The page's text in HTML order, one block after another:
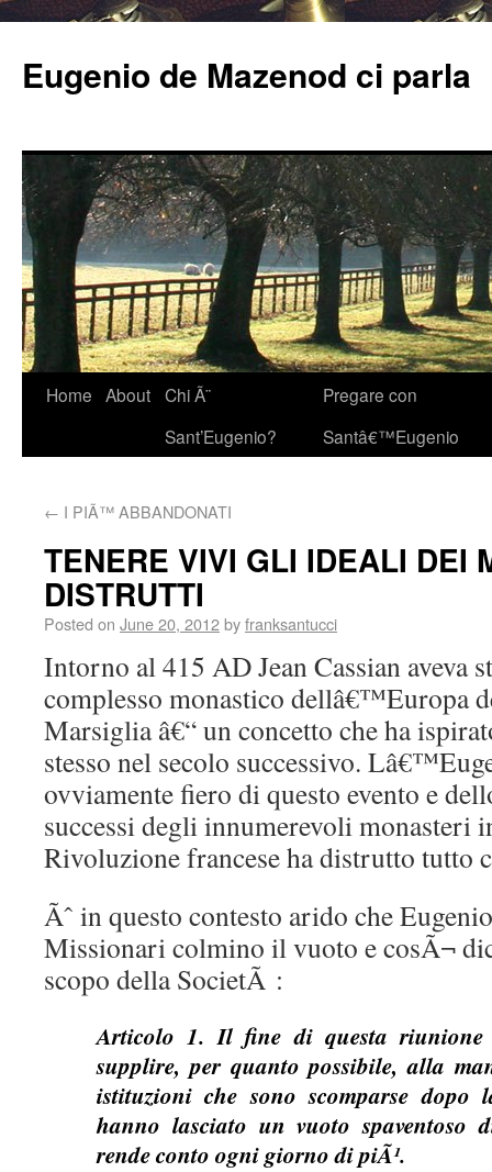
Eugenio de Mazenod ci parla
Home About Chi Ã¨
Sant’Eugenio?
Pregare con
Santâ€™Eugenio
← I PIÃ™ ABBANDONATI
TENERE VIVI GLI IDEALI DEI
DISTRUTTI
Posted on June 20, 2012byfranksantucci
Intorno al 415 AD Jean Cassian aveva
complesso monastico dellâ€™Europa
Marsiglia â€“ un concetto che ha
stesso nel secolo successivo.
ovviamente fiero di questo evento e
successi degli innumerevoli monasteri
Rivoluzione francese ha distrutto tutto
Ãˆ in questo contesto arido che
Missionari colmino il vuoto e cosÃ¬
scopo della SocietÃ :
Articolo 1. Il fine di questa riunione
supplire, per quanto possibile, alla
istituzioni che sono scomparse dopo
hanno lasciato un vuoto
rende conto ogni giorno di piÃ¹.